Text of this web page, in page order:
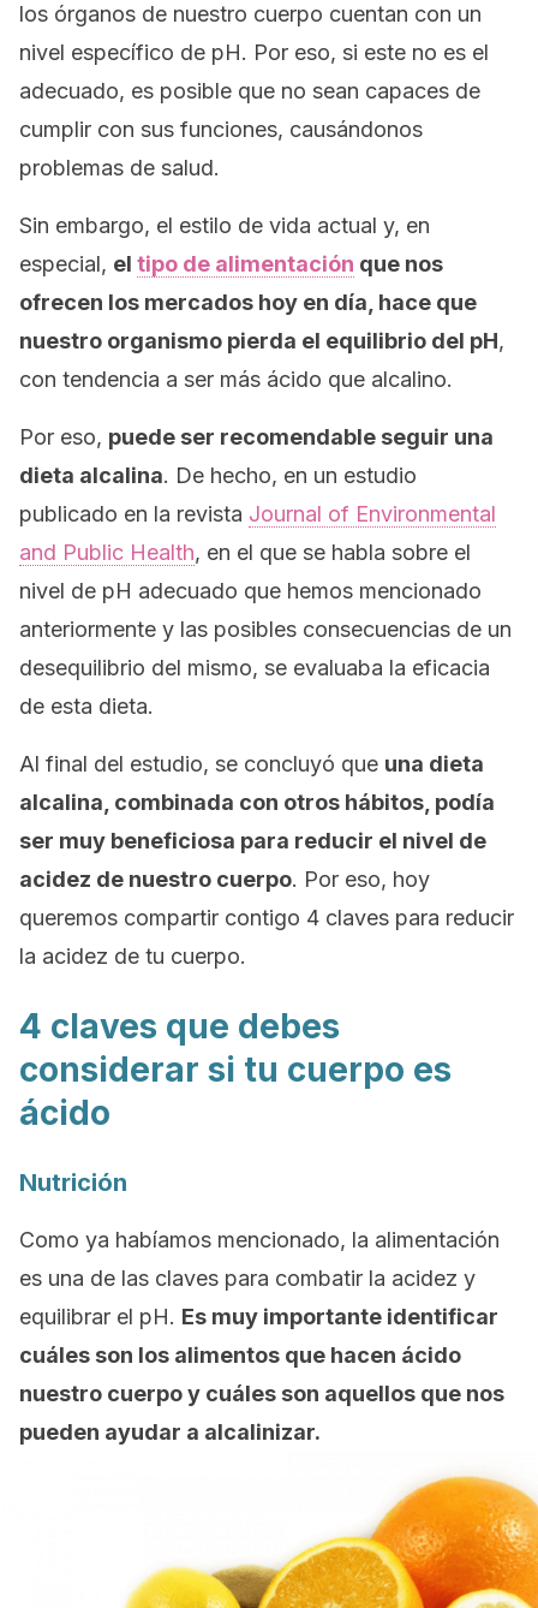
los órganos de nuestro cuerpo cuentan con un
nivel específico de pH. Por eso, si este no es el
adecuado, es posible que no sean capaces de
cumplir con sus funciones, causándonos
problemas de salud.
Sin embargo, el estilo de vida actual y, en
especial, el tipo de alimentación que nos
ofrecen los mercados hoy en día, hace que
nuestro organismo pierda el equilibrio del pH,
con tendencia a ser más ácido que alcalino.
Por eso, puede ser recomendable seguir una
dieta alcalina. De hecho, en un estudio
publicado en la revista Journal of Environmental
and Public Health, en el que se habla sobre el
nivel de pH adecuado que hemos mencionado
anteriormente y las posibles consecuencias de un
desequilibrio del mismo, se evaluaba la eficacia
de esta dieta.
Al final del estudio, se concluyó que una dieta
alcalina, combinada con otros hábitos, podía
ser muy beneficiosa para reducir el nivel de
acidez de nuestro cuerpo. Por eso, hoy
queremos compartir contigo 4 claves para reducir
la acidez de tu cuerpo.
4 claves que debes
considerar si tu cuerpo es
ácido
Nutrición
Como ya habíamos mencionado, la alimentación
es una de las claves para combatir la acidez y
equilibrar el pH. Es muy importante identificar
cuáles son los alimentos que hacen ácido
nuestro cuerpo y cuáles son aquellos que nos
pueden ayudar a alcalinizar.